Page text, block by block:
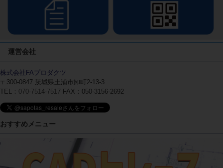
運営会社
株式会社FAプロダクツ
〒300-0847 茨城県土浦市卸町2-13-3
TEL： 070-7514-7517 FAX：050-3156-2692
おすすめメニュー